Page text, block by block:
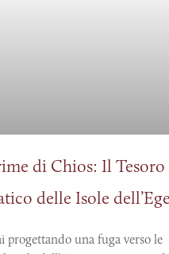
di Chios: Il Tesoro
delle Isole
progettando una fuga verso le